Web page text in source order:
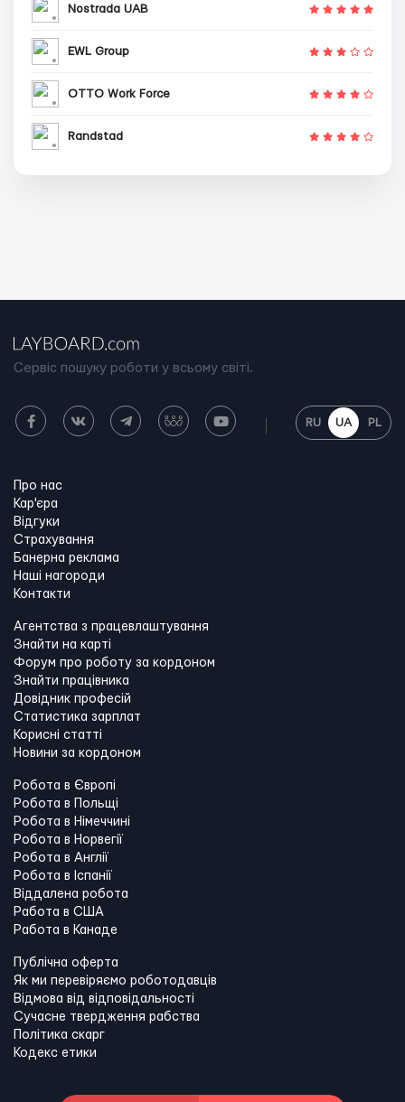
Nostrada UAB
EWL Group
OTTO Work Force
Randstad
Сервіс пошуку роботи у всьому світі.
RU UA PL
Про нас
Кар'єра
Відгуки
Страхування
Банерна реклама
Наші нагороди
Контакти
Агентства з працевлаштування
Знайти на карті
Форум про роботу за кордоном
Знайти працівника
Довідник професій
Статистика зарплат
Корисні статті
Новини за кордоном
Робота в Європі
Робота в Польщі
Робота в Німеччині
Робота в Норвегії
Робота в Англії
Робота в Іспанії
Віддалена робота
Работа в США
Работа в Канадe
Публічна оферта
Як ми перевіряємо роботодавців
Відмова від відповідальності
Сучасне твердження рабства
Політика скарг
Кодекс етики